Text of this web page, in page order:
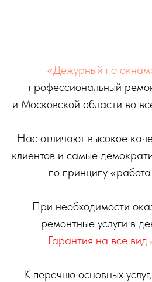
«Дежурный по
профессиональный
и Московской области во
Нас отличают высокое
клиентов и самые
по принципу
При необходимости
ремонтные услуги в
Гарантия на все
К перечню основных